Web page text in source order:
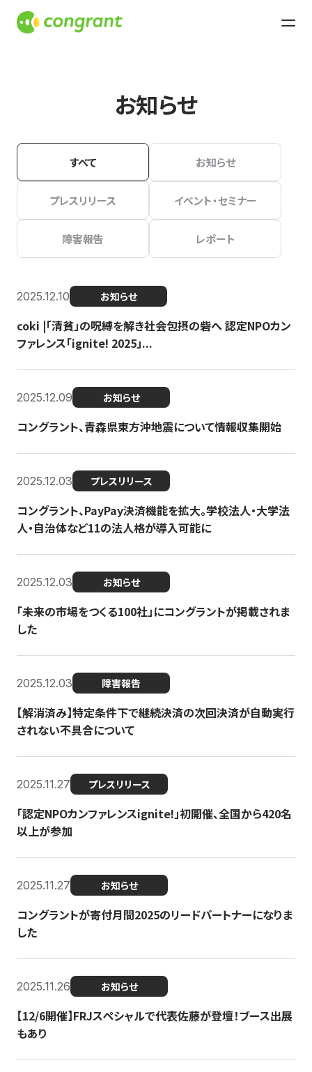
お知らせ
すべて お知らせ
プレスリリース イベント・セミナー
障害報告 レポート
2025.12.10 お知らせ
coki |「清貧」の呪縛を解き社会包摂の砦へ 認定NPOカン
ファレンス「ignite! 2025」...
2025.12.09 お知らせ
コングラント、青森県東方沖地震について情報収集開始
2025.12.03 プレスリリース
コングラント、PayPay決済機能を拡大。学校法人・大学法
人・自治体など11の法人格が導入可能に
2025.12.03 お知らせ
「未来の市場をつくる100社」にコングラントが掲載されま
した
2025.12.03 障害報告
【解消済み】特定条件下で継続決済の次回決済が自動実行
されない不具合について
2025.11.27 プレスリリース
「認定NPOカンファレンスignite!」初開催、全国から420名
以上が参加
2025.11.27 お知らせ
コングラントが寄付月間2025のリードパートナーになりま
した
2025.11.26 お知らせ
【12/6開催】FRJスペシャルで代表佐藤が登壇！ブース出展
もあり